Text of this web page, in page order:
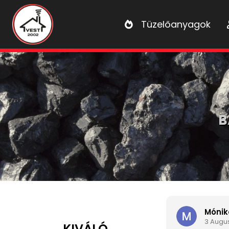
Tüzelőanyagok
3 Augusztus 2026